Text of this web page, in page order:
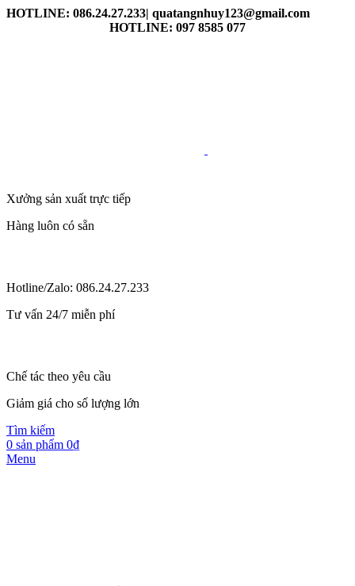
HOTLINE: 086.24.27.233| quatangnhuy123@gmail.com
HOTLINE: 097 8585 077
Xưởng sản xuất trực tiếp
Hàng luôn có sẵn
Hotline/Zalo: 086.24.27.233
Tư vấn 24/7 miễn phí
Chế tác theo yêu cầu
Giảm giá cho số lượng lớn
Tìm kiếm
0 sản phẩm 0₫
Menu